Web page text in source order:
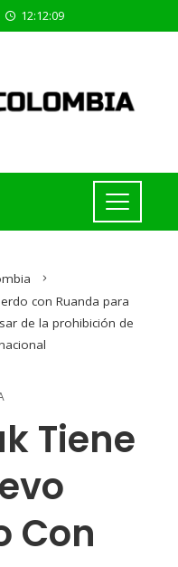
12:12:09
con Ruanda para
de la prohibición de
Tiene
Con